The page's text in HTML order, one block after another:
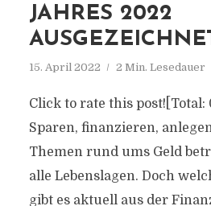
JAHRES 2022
15. April 2022 2 Min. Lesedauer
Click to rate this post![Total:
Sparen, finanzieren,
Themen rund ums Geld
alle Lebenslagen. Doch
gibt es aktuell aus der